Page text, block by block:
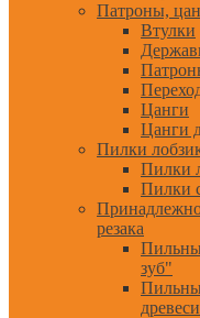
Патроны,
Втулки
Цанги
Цанги
Пилки
Пилки
Пилки
резака
зуб"